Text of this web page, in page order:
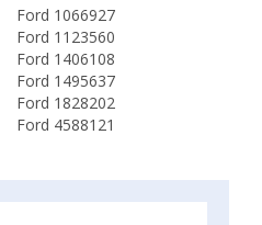
Ford 1066927
Ford 1123560
Ford 1406108
Ford 1495637
Ford 1828202
Ford 4588121